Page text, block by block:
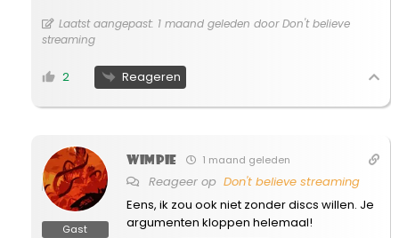
Laatst aangepast: 1 maand geleden door Don't believe
streaming
2 Reageren
Gast
Wimpie 1 maand geleden
Reageer op Don't believe streaming
Eens, ik zou ook niet zonder discs willen. Je
argumenten kloppen helemaal!